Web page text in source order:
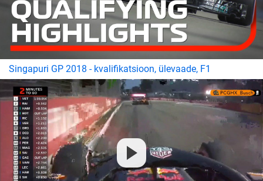
Singapuri GP 2018 - kvalifikatsioon, ülevaade, F1